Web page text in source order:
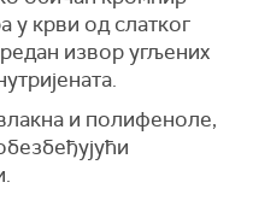
у крви од слатког
извор угљених
и полифеноле,